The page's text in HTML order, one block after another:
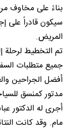
بناءً على مخاوف
سيكون قادراً على
المريض.
جميع متطلبات
أفضل الجراحين
مدتور كمنسق
أجرى له الدكتور
مام. وقد كانت